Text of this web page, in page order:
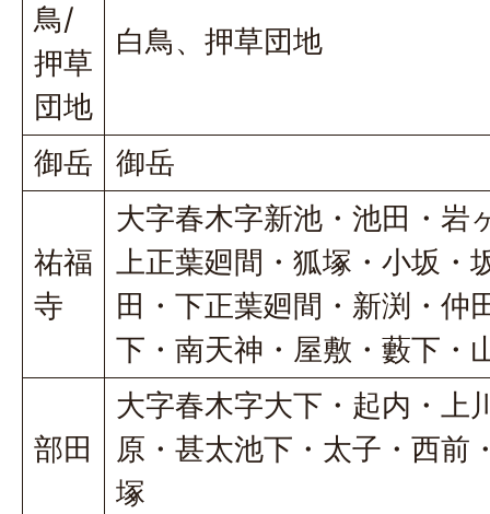
鳥/
押草
団地
白鳥、押草団地
御岳 御岳
祐福
寺
大字春木字新池・池田・岩
上正葉廻間・狐塚・小坂・
田・下正葉廻間・新渕・仲
下・南天神・屋敷・藪下・
部田
大字春木字大下・起内・上
原・甚太池下・太子・西前
塚